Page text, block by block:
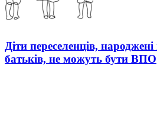
Діти переселенців, народжені
батьків, не можуть бути ВПО